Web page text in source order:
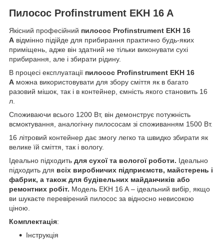
Пилосос Profinstrument EKH 16 A
Якісний професійний пилосос Profinstrument EKH 16
A відмінно підійде для прибирання практично будь-яких
приміщень, адже він здатний не тільки виконувати сухі
прибирання, але і збирати рідину.
В процесі експлуатації пилосос Profinstrument EKH 16
A можна використовувати для збору сміття як в багато
разовий мішок, так і в контейнер, ємність якого становить 16
л.
Споживаючи всього 1200 Вт, він демонструє потужність
всмоктування, аналогічну пилососам зі споживанням 1500 Вт.
16 літровий контейнер дає змогу легко та швидко збирати як
велике їй сміття, так і вологу.
Ідеально підходить для сухої та вологої роботи. Ідеально
підходить для всіх виробничих підприємств, майстерень і
фабрик, а також для будівельних майданчиків або
ремонтних робіт. Модель EKH 16 A – ідеальний вибір, якщо
ви шукаєте перевірений пилосос за відносно невисокою
ціною.
Комплектація:
Інструкція